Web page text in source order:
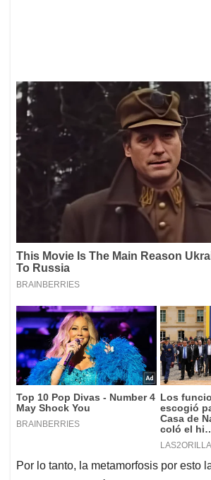
Por lo tanto, la metamorfosis por esto